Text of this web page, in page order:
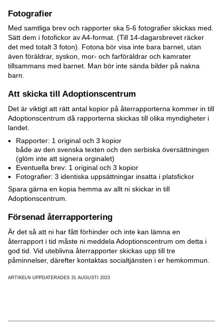
Fotografier
Med samtliga brev och rapporter ska 5-6 fotografier skickas med.
Sätt dem i fotofickor av A4-format. (Till 14-dagarsbrevet räcker
det med totalt 3 foton). Fotona bör visa inte bara barnet, utan
även föräldrar, syskon, mor- och farföräldrar och kamrater
tillsammans med barnet. Man bör inte sända bilder på nakna
barn.
Att skicka till Adoptionscentrum
Det är viktigt att rätt antal kopior på återrapporterna kommer in till
Adoptionscentrum då rapporterna skickas till olika myndigheter i
landet.
Rapporter: 1 original och 3 kopior
både av den svenska texten och den serbiska översättningen
(glöm inte att signera orginalet)
Eventuella brev: 1 original och 3 kopior
Fotografier: 3 identiska uppsättningar insatta i platsfickor
Spara gärna en kopia hemma av allt ni skickar in till
Adoptionscentrum.
Försenad återrapportering
Är det så att ni har fått förhinder och inte kan lämna en
återrapport i tid måste ni meddela Adoptionscentrum om detta i
god tid. Vid uteblivna återrapporter skickas upp till tre
påminnelser, därefter kontaktas socialtjänsten i er hemkommun.
ARTIKELN UPPDATERADES 31 AUGUSTI 2023